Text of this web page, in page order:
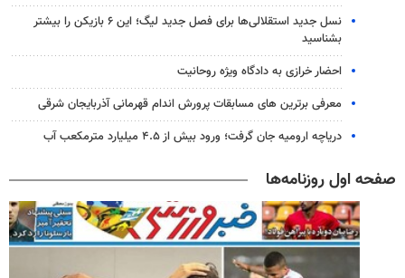
نسل جدید استقلالی‌ها برای فصل جدید لیگ؛ این ۶ بازیکن را بیشتر
بشناسید
احضار خرازی به دادگاه ویژه روحانیت
معرفی برترین های مسابقات پرورش اندام قهرمانی آذربایجان شرقی
دریاچه ارومیه جان گرفت؛ ورود بیش از ۴.۵ میلیارد مترمکعب آب
صفحه اول روزنامه‌ها